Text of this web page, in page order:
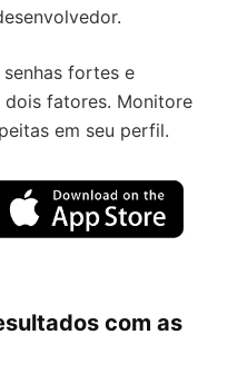
fortes e
fatores. Monitore
em seu perfil.
com as